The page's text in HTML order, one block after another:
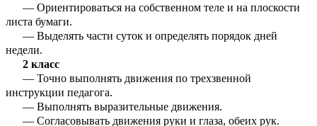
— Ориентироваться на собственном теле и на плоскости
листа бумаги.
— Выделять части суток и определять порядок дней
недели.
2 класс
— Точно выполнять движения по трехзвенной
инструкции педагога.
— Выполнять выразительные движения.
— Согласовывать движения руки и глаза, обеих рук.